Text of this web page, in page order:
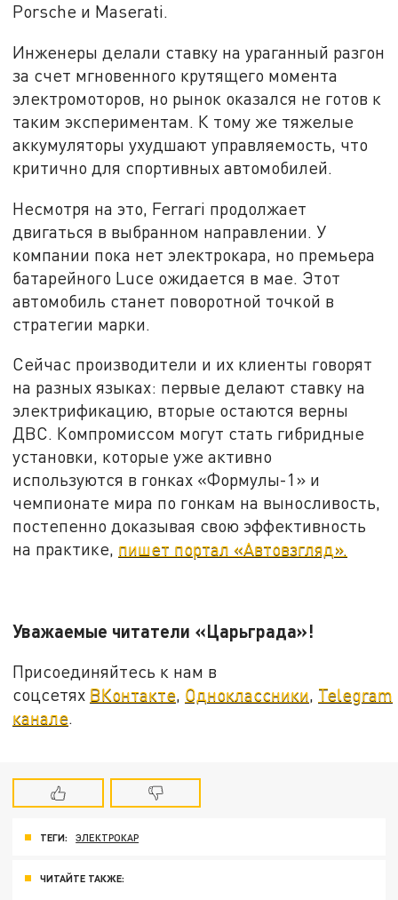
Porsche и Maserati.
Инженеры делали ставку на ураганный разгон
за счет мгновенного крутящего момента
электромоторов, но рынок оказался не готов к
таким экспериментам. К тому же тяжелые
аккумуляторы ухудшают управляемость, что
критично для спортивных автомобилей.
Несмотря на это, Ferrari продолжает
двигаться в выбранном направлении. У
компании пока нет электрокара, но премьера
батарейного Luce ожидается в мае. Этот
автомобиль станет поворотной точкой в
стратегии марки.
Сейчас производители и их клиенты говорят
на разных языках: первые делают ставку на
электрификацию, вторые остаются верны
ДВС. Компромиссом могут стать гибридные
установки, которые уже активно
используются в гонках «Формулы-1» и
чемпионате мира по гонкам на выносливость,
постепенно доказывая свою эффективность
на практике, пишет портал «Автовзгляд».
Уважаемые читатели «Царьграда»!
Присоединяйтесь к нам в
соцсетях ВКонтакте, Одноклассники, Telegram
канале.
ТЕГИ: ЭЛЕКТРОКАР
ЧИТАЙТЕ ТАКЖЕ: